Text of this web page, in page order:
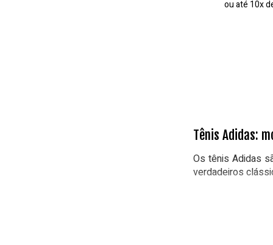
ou até 10x
Tênis Adidas:
Os tênis Adidas
verdadeiros
Por aqui é